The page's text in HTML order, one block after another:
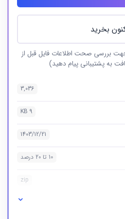
بخرید
بررسی صحت اطلاعات فایل قبل از
به پشتیبانی پیام دهید)
3,036
9 KB
1403/12/21
10 تا 20 درصد
zip
بانک شماره موبایل